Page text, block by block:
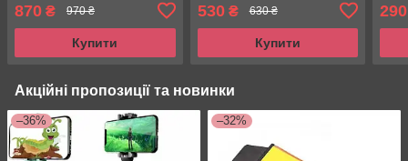
870 ₴ 970 ₴
Купити
підсвіткою Abyss G69 Pro
Lyrics
530₴ 630 ₴
Купити
290
Акційні пропозиції та новинки
–36% –32%